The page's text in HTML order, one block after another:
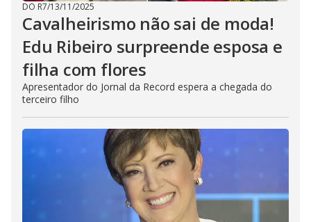
DO R7/13/11/2025
Cavalheirismo não sai de moda!
Edu Ribeiro surpreende esposa e
filha com flores
Apresentador do Jornal da Record espera a chegada do
terceiro filho